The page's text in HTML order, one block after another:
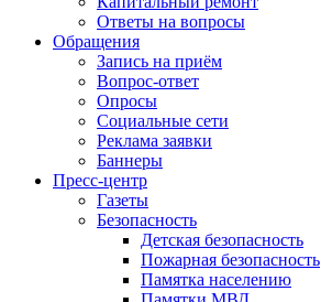
Ответы на вопросы
Обращения
Запись на приём
Вопрос-ответ
Опросы
Социальные сети
Реклама заявки
Баннеры
Пресс-центр
Газеты
Безопасность
Детская безопасность
Пожарная безопасность
Памятка населению